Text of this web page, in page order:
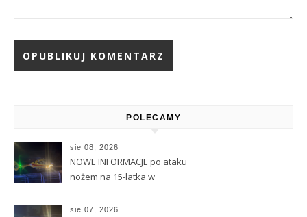
POLECAMY
sie 08, 2026
NOWE INFORMACJE po ataku
nożem na 15-latka w
sie 07, 2026